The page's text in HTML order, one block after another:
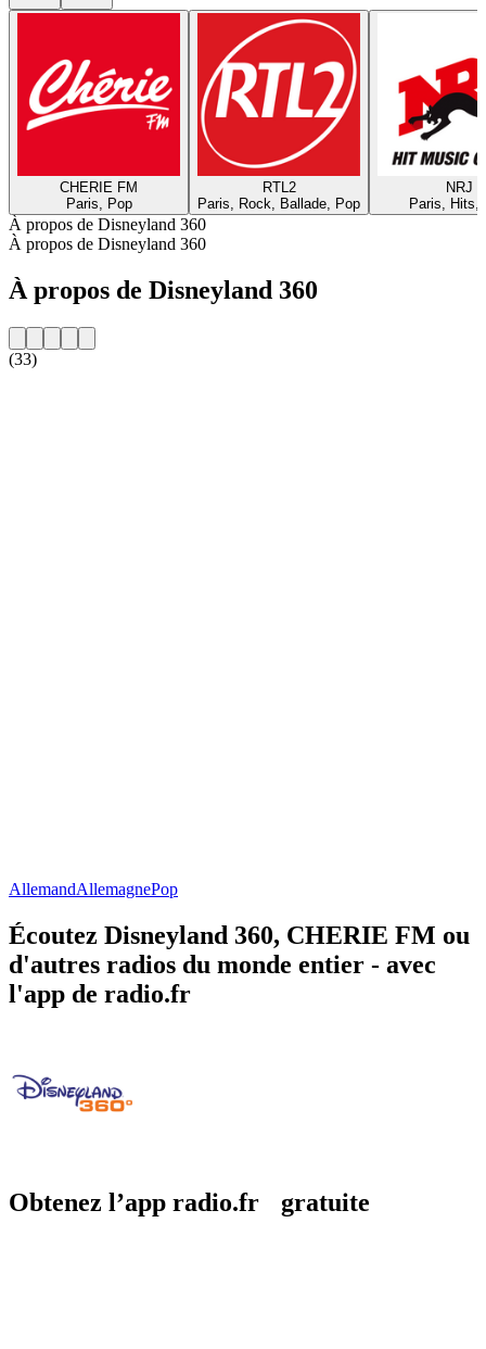
CHERIE FM
Paris, Pop
RTL2
Paris, Rock, Ballade, Pop
NRJ
Paris, Hits,
À propos de Disneyland 360
À propos de Disneyland 360
À propos de Disneyland 360
(33)
AllemandAllemagnePop
Écoutez Disneyland 360, CHERIE FM ou
d'autres radios du monde entier - avec
l'app de radio.fr
Obtenez l’app radio.fr gratuite